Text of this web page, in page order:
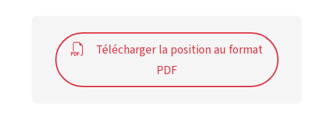
Télécharger la position au format
PDF